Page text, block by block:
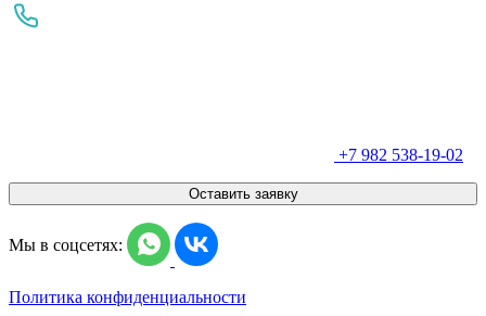
+7 982 538-19-02
Оставить заявку
Мы в соцсетях:
Политика конфиденциальности